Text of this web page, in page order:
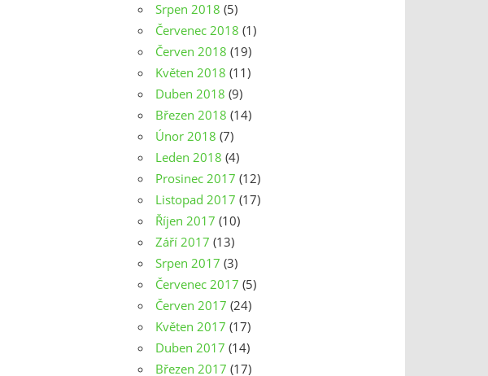
Srpen 2018 (5)
Červenec 2018 (1)
Červen 2018 (19)
Květen 2018 (11)
Duben 2018 (9)
Březen 2018 (14)
Únor 2018 (7)
Leden 2018 (4)
Prosinec 2017 (12)
Listopad 2017 (17)
Říjen 2017 (10)
Září 2017 (13)
Srpen 2017 (3)
Červenec 2017 (5)
Červen 2017 (24)
Květen 2017 (17)
Duben 2017 (14)
Březen 2017 (17)